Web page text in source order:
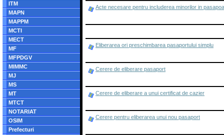
ITM
MAPN
MAPPM
MCTI
MECT
MF
MFPDGV
MIMMC
MJ
MS
MT
MTCT
NOTARIAT
OSIM
Prefecturi
Acte necesare pentru includerea minorilor in
Eliberarea ori preschimbarea pasaportului simplu
Cerere de eliberare pasaport
Cerere de eliberare a unui certificat de cazier
Cerere pentru eliberarea unui nou pasaport